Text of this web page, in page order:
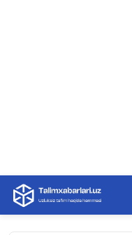
Skip
content